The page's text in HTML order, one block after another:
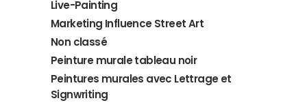
Live-Painting
Marketing Influence Street Art
Non classé
Peinture murale tableau noir
Peintures murales avec Lettrage et
Signwriting